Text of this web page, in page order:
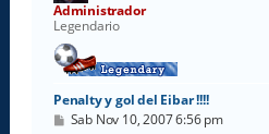
Administrador
Legendario
Penalty y gol del Eibar !!!!
M
Sab Nov 10, 2007 6:56 pm